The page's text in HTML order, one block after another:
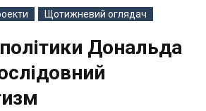
Щотижневий оглядач
Дональда